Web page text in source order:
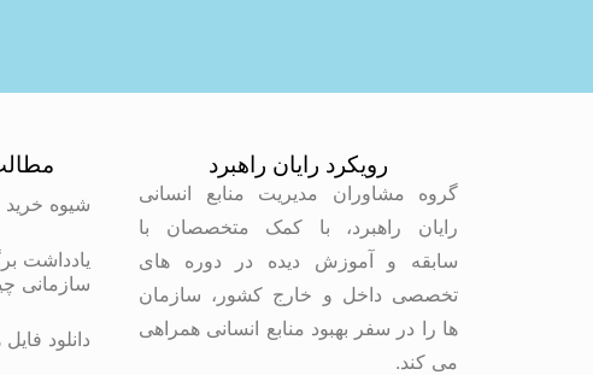
رویکرد رایان راهبرد
گروه مشاوران مدیریت منابع انسانی
رایان راهبرد، با کمک متخصصان با
سابقه و آموزش دیده در دوره های
تخصصی داخل و خارج کشور، سازمان
ها را در سفر بهبود منابع انسانی همراهی
می کند.
شیوه
یادداشت
سازمانی
دانلود